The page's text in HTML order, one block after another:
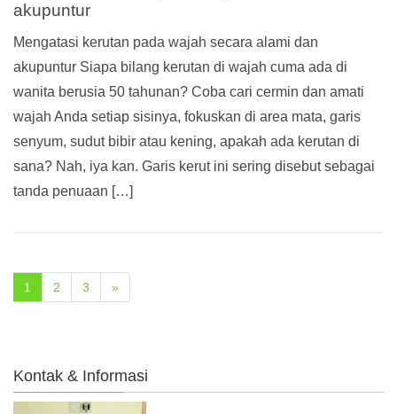
akupuntur
Mengatasi kerutan pada wajah secara alami dan
akupuntur Siapa bilang kerutan di wajah cuma ada di
wanita berusia 50 tahunan? Coba cari cermin dan amati
wajah Anda setiap sisinya, fokuskan di area mata, garis
senyum, sudut bibir atau kening, apakah ada kerutan di
sana? Nah, iya kan. Garis kerut ini sering disebut sebagai
tanda penuaan […]
1 2 3 »
Kontak & Informasi